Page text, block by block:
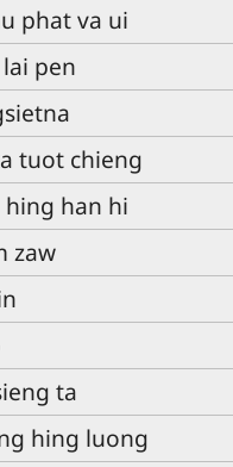
phat va ui
pen
tuot chieng
hing han hi
zaw
ta
hing luong